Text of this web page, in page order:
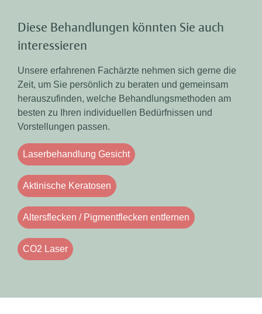
Diese Behandlungen könnten Sie auch
interessieren
Unsere erfahrenen Fachärzte nehmen sich gerne die
Zeit, um Sie persönlich zu beraten und gemeinsam
herauszufinden, welche Behandlungsmethoden am
besten zu Ihren individuellen Bedürfnissen und
Vorstellungen passen.
Laserbehandlung Gesicht
Aktinische Keratosen
Altersflecken / Pigmentflecken entfernen
CO2 Laser